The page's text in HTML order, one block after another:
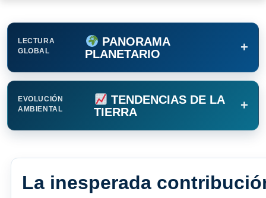
LECTURA
GLOBAL
PANORAMA
PLANETARIO
+
EVOLUCIÓN
AMBIENTAL
TENDENCIAS DE LA
TIERRA
+
La inesperada